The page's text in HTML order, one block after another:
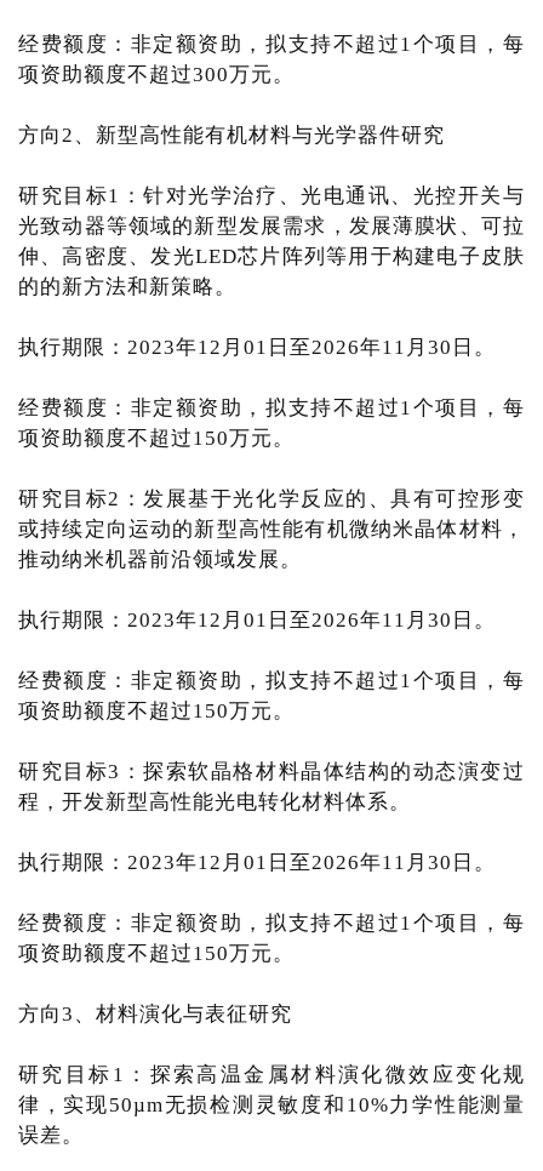
经费额度：非定额资助，拟支持不超过1个项目，每
项资助额度不超过300万元。
方向2、新型高性能有机材料与光学器件研究
研究目标1：针对光学治疗、光电通讯、光控开关与
光致动器等领域的新型发展需求，发展薄膜状、可拉
伸、高密度、发光LED芯片阵列等用于构建电子皮肤
的的新方法和新策略。
执行期限：2023年12月01日至2026年11月30日。
经费额度：非定额资助，拟支持不超过1个项目，每
项资助额度不超过150万元。
研究目标2：发展基于光化学反应的、具有可控形变
或持续定向运动的新型高性能有机微纳米晶体材料，
推动纳米机器前沿领域发展。
执行期限：2023年12月01日至2026年11月30日。
经费额度：非定额资助，拟支持不超过1个项目，每
项资助额度不超过150万元。
研究目标3：探索软晶格材料晶体结构的动态演变过
程，开发新型高性能光电转化材料体系。
执行期限：2023年12月01日至2026年11月30日。
经费额度：非定额资助，拟支持不超过1个项目，每
项资助额度不超过150万元。
方向3、材料演化与表征研究
研究目标1：探索高温金属材料演化微效应变化规
律，实现50µm无损检测灵敏度和10%力学性能测量
误差。